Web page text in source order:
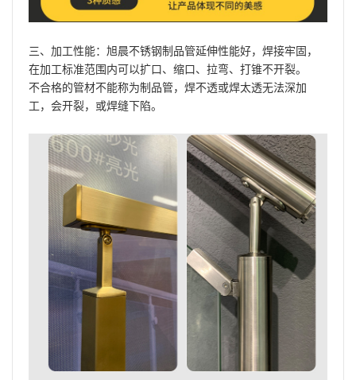
三、加工性能：旭晨不锈钢制品管延伸性能好，焊接牢固，
在加工标准范围内可以扩口、缩口、拉弯、打锥不开裂。
不合格的管材不能称为制品管，焊不透或焊太透无法深加
工，会开裂，或焊缝下陷。